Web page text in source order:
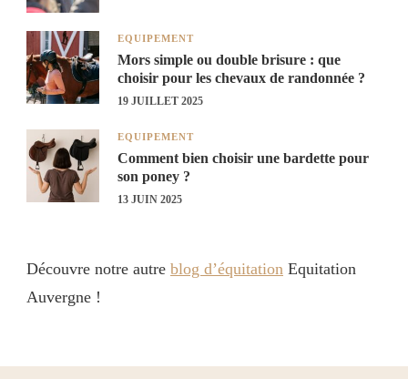
EQUIPEMENT
Mors simple ou double brisure : que
choisir pour les chevaux de randonnée ?
19 JUILLET 2025
EQUIPEMENT
Comment bien choisir une bardette pour
son poney ?
13 JUIN 2025
Découvre notre autre blog d’équitation Equitation
Auvergne !